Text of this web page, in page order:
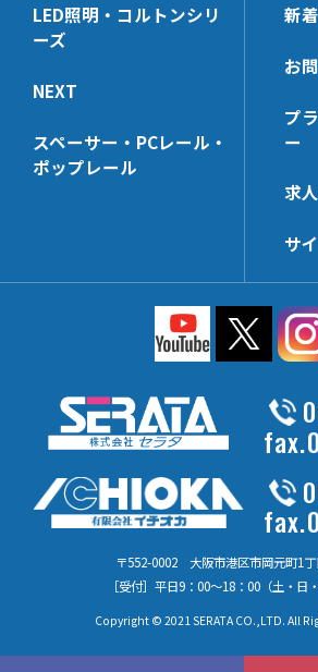
HL-BKS30x140
HL-UHK
HL-SWHK
HL-PS
HL-HK4
HL-HCHK
HL-SSHK-FU
HL-PT20x45N
HL-UPHK
HP-SWHK/L
HP-PP
HP-WHG25
HP-MBSK-N
HP-PT25x65N
HP-WHK
HP-SSHK-FU
HP-PT40x140N
LED照明・コルトンシリ
ーズ
NEXT
スペーサー・PCレール・
ポップレール
新
お
プ
ー
求
サ
〒552-0002 大阪市港区市岡元町1
［受付］平日9：00～18：00（土・日
Copyright © 2021 SERATA CO.,LTD. All